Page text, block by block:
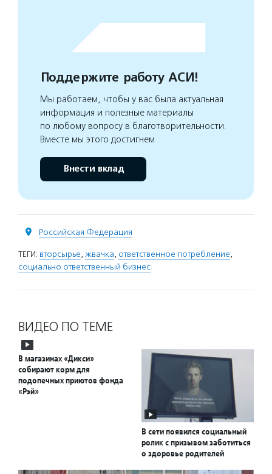
Поддержите работу АСИ!
Мы работаем, чтобы у вас была актуальная
информация и полезные материалы
по любому вопросу в благотворительности.
Вместе мы этого достигнем
Внести вклад
Российская Федерация
ТЕГИ: вторсырье, жвачка, ответственное потребление,
социально ответственный бизнес
ВИДЕО ПО ТЕМЕ
В магазинах «Дикси»
собирают корм для
подопечных приютов фонда
«Рэй»
В сети появился социальный
ролик с призывом заботиться
о здоровье родителей